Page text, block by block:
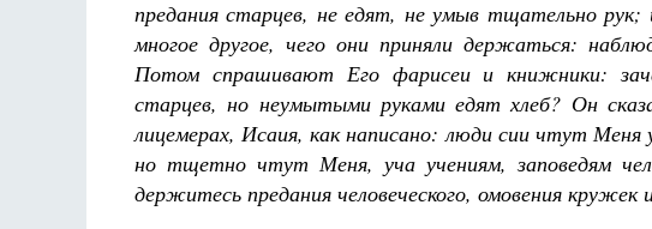
предания старцев, не едят, не умыв тщательно
многое другое, чего они приняли держаться:
Потом спрашивают Его фарисеи и книжники:
старцев, но неумытыми руками едят хлеб? Он
лицемерах, Исаия, как написано: люди сии чтут
но тщетно чтут Меня, уча учениям, заповедям
держитесь предания человеческого, омовения